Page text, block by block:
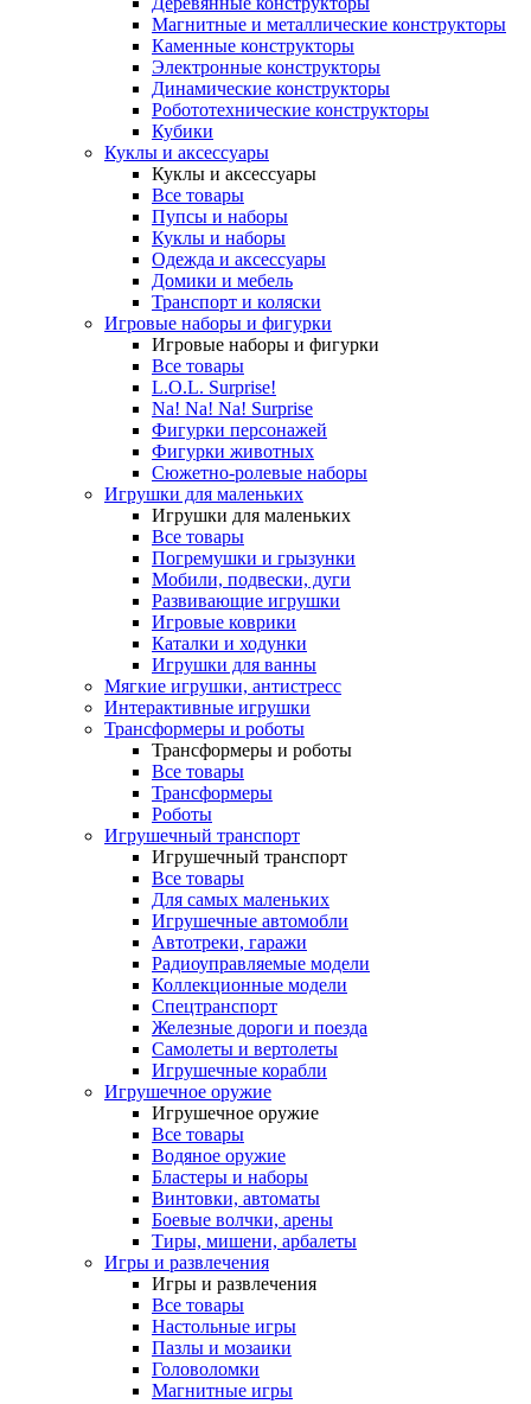
Магнитные и металлические конструкторы
Каменные конструкторы
Электронные конструкторы
Динамические конструкторы
Робототехнические конструкторы
Кубики
Куклы и аксессуары
Куклы и аксессуары
Все товары
Пупсы и наборы
Куклы и наборы
Одежда и аксессуары
Домики и мебель
Транспорт и коляски
Игровые наборы и фигурки
Игровые наборы и фигурки
Все товары
L.O.L. Surprise!
Na! Na! Na! Surprise
Фигурки персонажей
Фигурки животных
Сюжетно-ролевые наборы
Игрушки для маленьких
Игрушки для маленьких
Все товары
Погремушки и грызунки
Мобили, подвески, дуги
Развивающие игрушки
Игровые коврики
Каталки и ходунки
Игрушки для ванны
Мягкие игрушки, антистресс
Интерактивные игрушки
Трансформеры и роботы
Трансформеры и роботы
Все товары
Трансформеры
Роботы
Игрушечный транспорт
Игрушечный транспорт
Все товары
Для самых маленьких
Игрушечные автомобли
Автотреки, гаражи
Радиоуправляемые модели
Коллекционные модели
Спецтранспорт
Железные дороги и поезда
Самолеты и вертолеты
Игрушечные корабли
Игрушечное оружие
Игрушечное оружие
Все товары
Водяное оружие
Бластеры и наборы
Винтовки, автоматы
Боевые волчки, арены
Тиры, мишени, арбалеты
Игры и развлечения
Игры и развлечения
Все товары
Настольные игры
Пазлы и мозаики
Головоломки
Магнитные игры